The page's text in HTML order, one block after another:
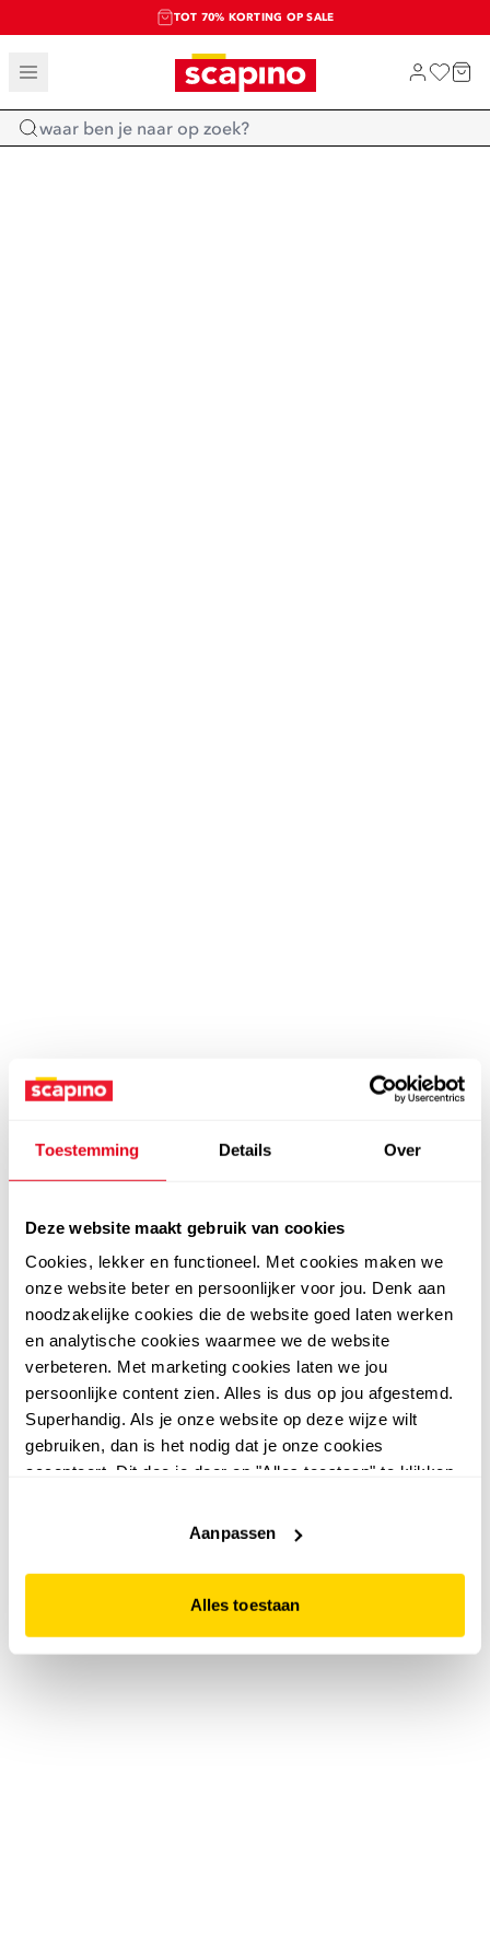
Toestemming Details Over
Deze website maakt gebruik van cookies
Cookies, lekker en functioneel. Met cookies maken we
onze website beter en persoonlijker voor jou. Denk aan
noodzakelijke cookies die de website goed laten werken
en analytische cookies waarmee we de website
verbeteren. Met marketing cookies laten we jou
persoonlijke content zien. Alles is dus op jou afgestemd.
Superhandig. Als je onze website op deze wijze wilt
gebruiken, dan is het nodig dat je onze cookies
accepteert. Dit doe je door op "Alles toestaan" te klikken.
website niet optimaal functioneert.
Aanpassen
Alles toestaan
TOT 70% KORTING OP SALE
SALE: LAATSTE KANS!
SHOP NIEUW
Home